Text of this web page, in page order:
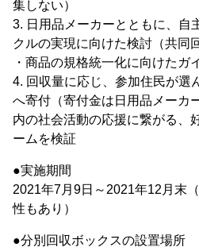
集しない）
3. 日用品メーカーとともに、自
クルの実現に向けた検討（共同
・商品の規格統一化に向けたガ
4. 回収量に応じ、参加住民が選
へ寄付（寄付金は日用品メーカ
内の社会活動の応援に繋がる、
ームを検証
●実施期間
2021年7月9日～2021年12月末
性もあり）
●分別回収ボックスの設置場所